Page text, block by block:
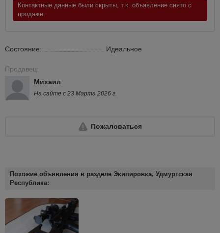
Контактные данные были скрыты, т.к. объявление снято с
продажи.
Состояние: Идеальное
Продавец:
Михаил
На сайте с 23 Марта 2026 г.
Пожаловаться
Похожие объявления в разделе Экипировка, Удмуртская
Республика: